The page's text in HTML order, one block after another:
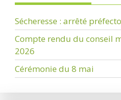
Sécheresse : arrêté
Compte rendu du conseil
2026
Cérémonie du 8 mai